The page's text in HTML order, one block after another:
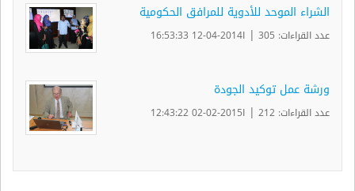
الشراء الموحد للأدوية للمرافق الحكومية
عدد القراءات: 305 | ا2014-04-12 16:53:33
ورشة عمل توكيد الجودة
عدد القراءات: 212 | ا2015-02-02 12:43:22